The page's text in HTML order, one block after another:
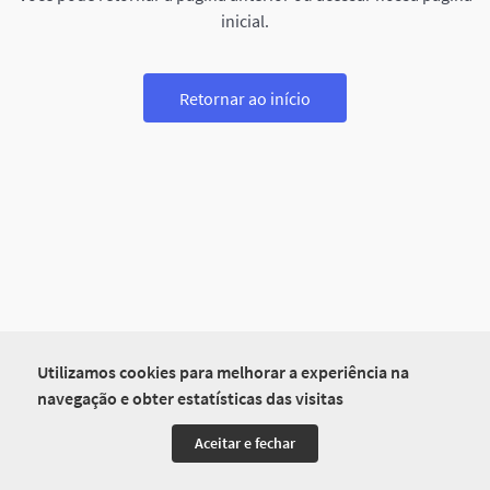
Utilizamos cookies para melhorar a experiência na
navegação e obter estatísticas das visitas
Aceitar e fechar
inicial.
Retornar ao início